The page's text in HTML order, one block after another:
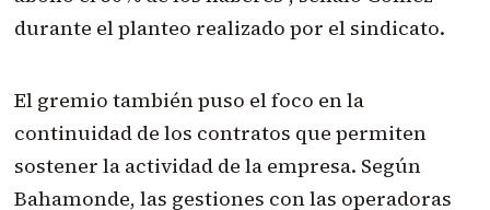
durante el planteo realizado por el sindicato.
El gremio también puso el foco en la
continuidad de los contratos que permiten
sostener la actividad de la empresa. Según
Bahamonde, las gestiones con las operadoras